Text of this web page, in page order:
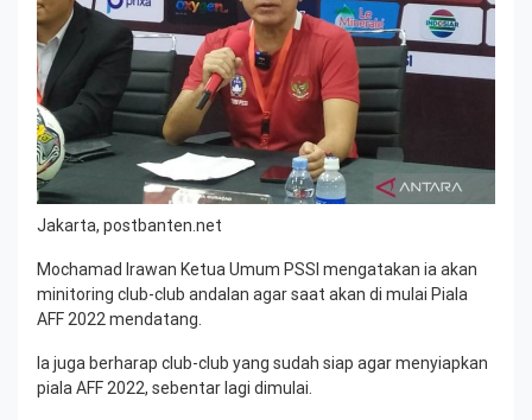
Jakarta, postbanten.net
Mochamad Irawan Ketua Umum PSSI mengatakan ia akan
minitoring club-club andalan agar saat akan di mulai Piala
AFF 2022 mendatang.
Ia juga berharap club-club yang sudah siap agar menyiapkan
piala AFF 2022, sebentar lagi dimulai.